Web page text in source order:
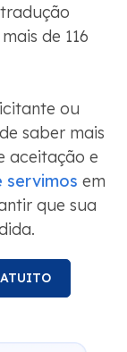
de 116
ou
saber mais
aceitação e
servimos em
que sua